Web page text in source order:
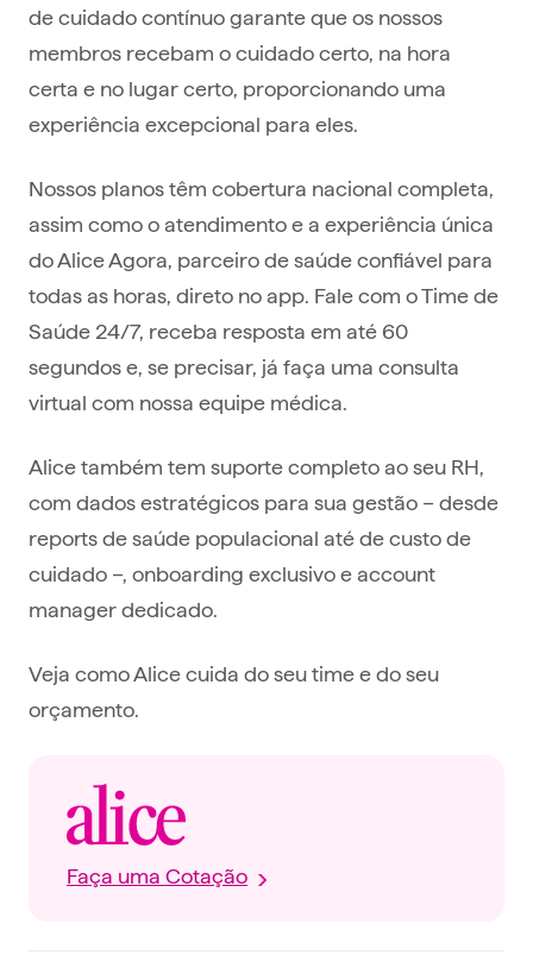
de cuidado contínuo garante que os nossos
membros recebam o cuidado certo, na hora
certa e no lugar certo, proporcionando uma
experiência excepcional para eles.
Nossos planos têm cobertura nacional completa,
assim como o atendimento e a experiência única
do Alice Agora, parceiro de saúde confiável para
todas as horas, direto no app. Fale com o Time de
Saúde 24/7, receba resposta em até 60
segundos e, se precisar, já faça uma consulta
virtual com nossa equipe médica.
Alice também tem suporte completo ao seu RH,
com dados estratégicos para sua gestão – desde
reports de saúde populacional até de custo de
cuidado –, onboarding exclusivo e account
manager dedicado.
Veja como Alice cuida do seu time e do seu
orçamento.
Faça uma Cotação